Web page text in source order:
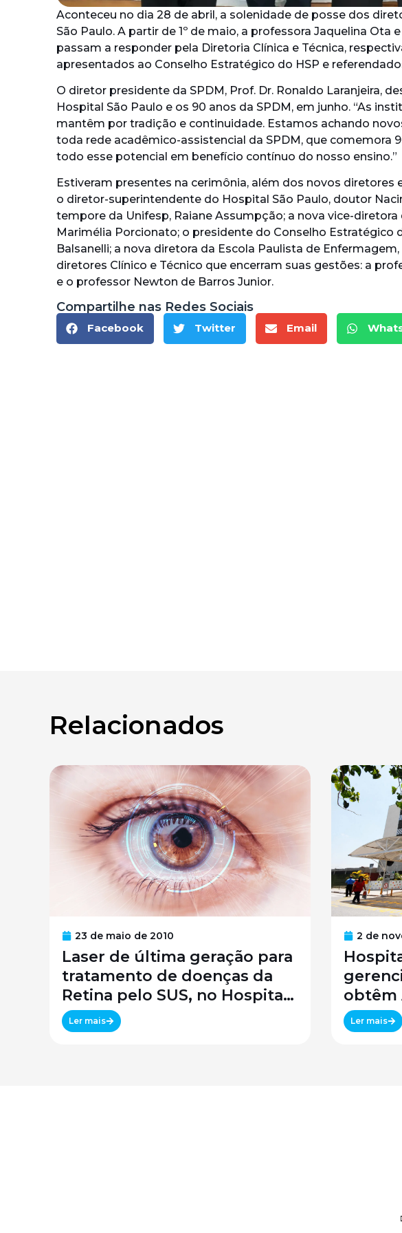
Aconteceu no dia 28 de abril, a solenidade de posse dos
São Paulo. A partir de 1º de maio, a professora Jaquelina Ota
passam a responder pela Diretoria Clínica e Técnica,
apresentados ao Conselho Estratégico do HSP e
O diretor presidente da SPDM, Prof. Dr. Ronaldo Laranjeira,
Hospital São Paulo e os 90 anos da SPDM, em junho. “As
mantêm por tradição e continuidade. Estamos achando
toda rede acadêmico-assistencial da SPDM, que comemora
todo esse potencial em benefício contínuo do nosso ensino.”
Estiveram presentes na cerimônia, além dos novos diretores
o diretor-superintendente do Hospital São Paulo, doutor
tempore da Unifesp, Raiane Assumpção; a nova vice-
Marimélia Porcionato; o presidente do Conselho Estratégico
Balsanelli; a nova diretora da Escola Paulista de
diretores Clínico e Técnico que encerram suas gestões: a
e o professor Newton de Barros Junior.
Compartilhe nas Redes Sociais
Facebook Twitter Email
Relacionados
23 de maio de 2010
Laser de última geração para
tratamento de doenças da
Retina pelo SUS, no Hospital
São Paulo / SPDM / UNIFESP
Ler mais
2 de
obtêm
Ler mais